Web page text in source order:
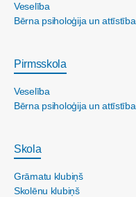
Veselība
Bērna psiholoģija un attīstība
Pirmsskola
Veselība
Bērna psiholoģija un attīstība
Skola
Grāmatu klubiņš
Skolēnu klubiņš